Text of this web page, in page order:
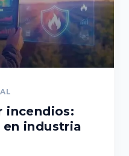
incendios:
industria